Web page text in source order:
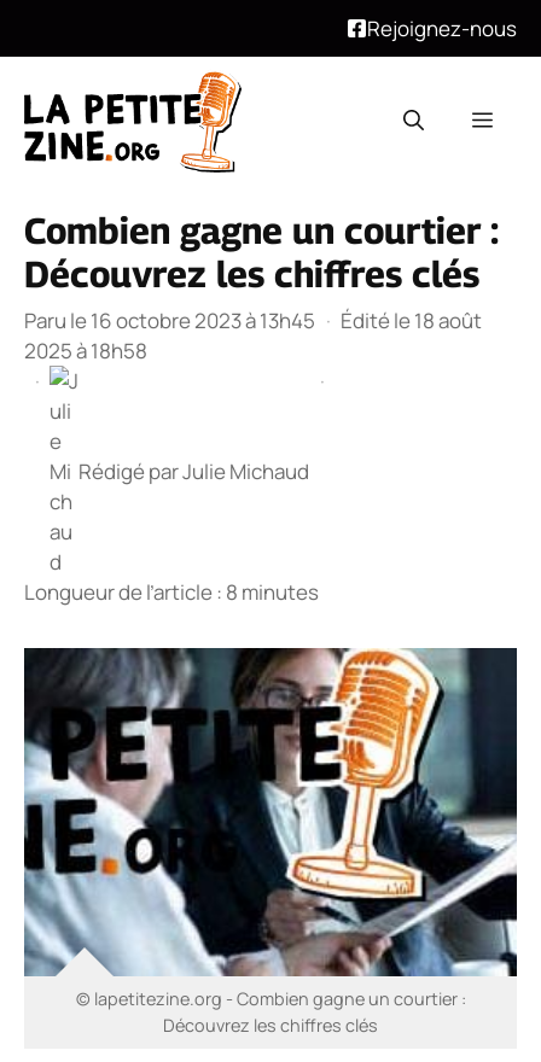
Rejoignez-nous
contenu
Combien gagne un courtier :
Découvrez les chiffres clés
Paru le 16 octobre 2023 à 13h45 · Édité le 18 août
2025 à 18h58
·
Rédigé parJulie Michaud
·
Longueur de l’article : 8 minutes
© lapetitezine.org - Combien gagne un courtier :
Découvrez les chiffres clés